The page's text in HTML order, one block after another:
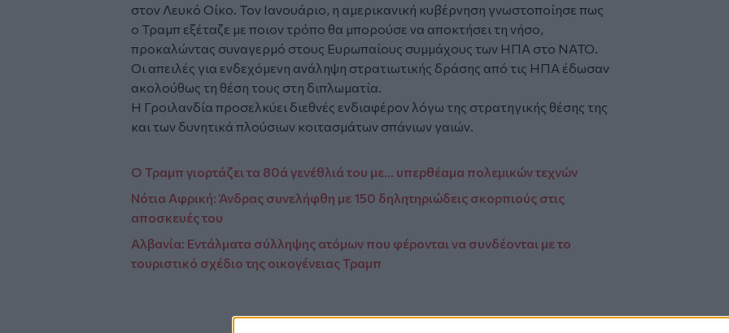
στον Λευκό Οίκο. Τον Ιανουάριο, η αμερικανική κυβέρνηση γνωστοποίησε πως
ο Τραμπ εξέταζε με ποιον τρόπο θα μπορούσε να αποκτήσει τη νήσο,
προκαλώντας συναγερμό στους Ευρωπαίους συμμάχους των ΗΠΑ στο ΝΑΤΟ.
Οι απειλές για ενδεχόμενη ανάληψη στρατιωτικής δράσης από τις ΗΠΑ έδωσαν
ακολούθως τη θέση τους στη διπλωματία.
Η Γροιλανδία προσελκύει διεθνές ενδιαφέρον λόγω της στρατηγικής θέσης της
και των δυνητικά πλούσιων κοιτασμάτων σπάνιων γαιών.
Ο Τραμπ γιορτάζει τα 80ά γενέθλιά του με... υπερθέαμα πολεμικών τεχνών
Νότια Αφρική: Άνδρας συνελήφθη με 150 δηλητηριώδεις σκορπιούς στις
αποσκευές του
Αλβανία: Εντάλματα σύλληψης ατόμων που φέρονται να συνδέονται με το
τουριστικό σχέδιο της οικογένειας Τραμπ